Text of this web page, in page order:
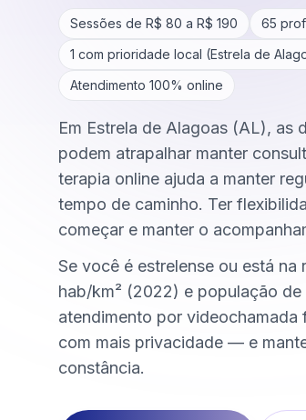
Sessões de R$ 80 a R$ 190 65
1 com prioridade local (Estrela de
Atendimento 100% online
Em Estrela de Alagoas (AL), as
podem atrapalhar manter
terapia online ajuda a manter
tempo de caminho. Ter
começar e manter o
Se você é estrelense ou está na
hab/km² (2022) e população
atendimento por videochamada
com mais privacidade — e
constância.